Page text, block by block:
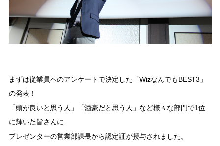
まずは従業員へのアンケートで決定した「WizなんでもBEST3」
の発表！
「頭が良いと思う人」「酒豪だと思う人」など様々な部門で1位
に輝いた皆さんに
プレゼンターの営業部課長から認定証が授与されました。